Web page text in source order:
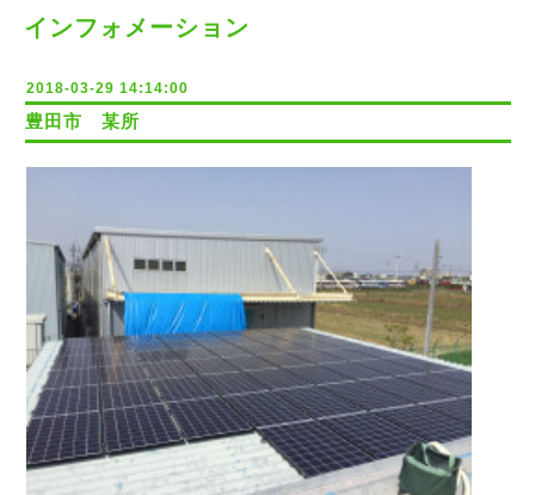
インフォメーション
2018-03-29 14:14:00
豊田市 某所